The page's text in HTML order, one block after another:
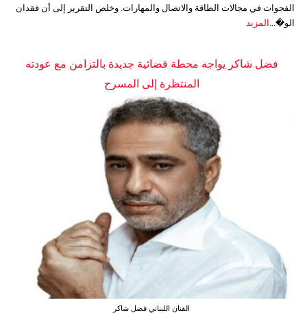
الفجوات في مجالات الطاقة والاتصال والمهارات. وخلص التقرير إلى أن فقدان
الو�... المزيد
فضل شاكر يواجه محطة قضائية جديدة بالتزامن مع عودته
المنتظرة إلى المسرح
الفنان اللبناني فضل شاكر